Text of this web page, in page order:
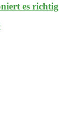
es richtig